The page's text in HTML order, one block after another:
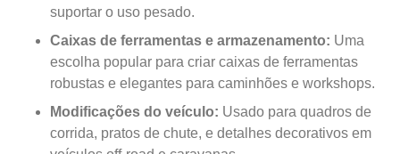
suportar o uso pesado.
Caixas de ferramentas e armazenamento: Uma
escolha popular para criar caixas de ferramentas
robustas e elegantes para caminhões e workshops.
Modificações do veículo: Usado para quadros de
corrida, pratos de chute, e detalhes decorativos em